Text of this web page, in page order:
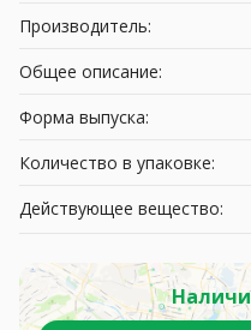
Производитель:
Общее описание:
Форма выпуска:
Количество в упаковке:
Действующее вещество: